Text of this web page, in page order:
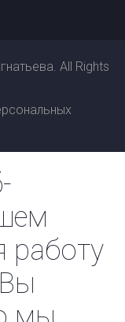
All Rights
работу